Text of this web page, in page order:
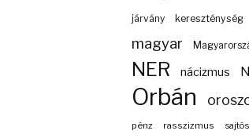
járvány kereszténység
magyar
NER nácizmus
Orbán
pénz rasszizmus